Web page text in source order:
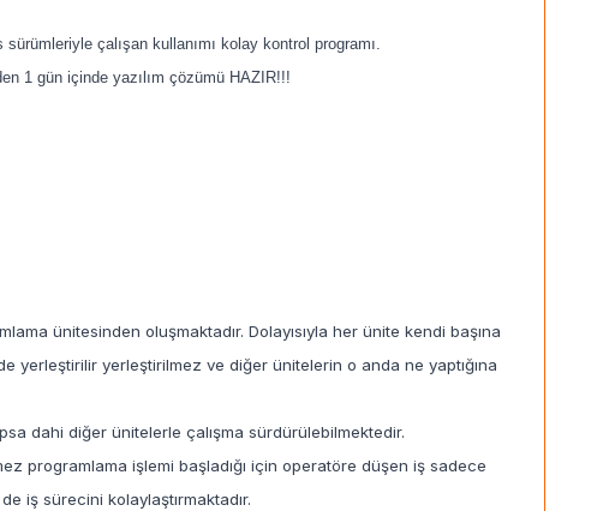
çalışan kullanımı kolay kontrol programı.
1 gün içinde yazılım çözümü HAZIR!!!
ünitesinden oluşmaktadır. Dolayısıyla her ünite kendi başına
yerleştirilir yerleştirilmez ve diğer ünitelerin o anda ne yaptığına
dahi diğer ünitelerle çalışma sürdürülebilmektedir.
programlama işlemi başladığı için operatöre düşen iş sadece
iş sürecini kolaylaştırmaktadır.